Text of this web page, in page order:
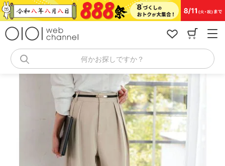
コ
ン
何かお探しですか？